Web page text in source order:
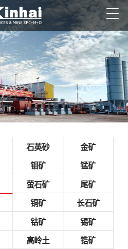
石英砂
金矿
钼矿
锰矿
萤石矿
尾矿
铜矿
长石矿
钴矿
锡矿
高岭土
锆矿